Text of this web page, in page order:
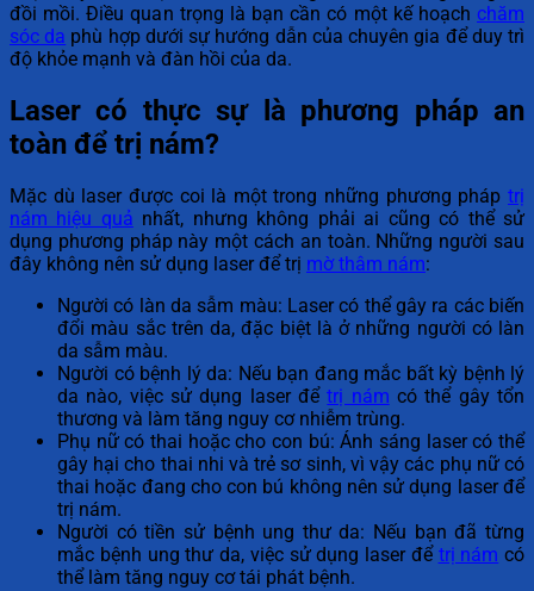
đồi mồi. Điều quan trọng là bạn cần có một kế hoạch chăm
sóc da phù hợp dưới sự hướng dẫn của chuyên gia để duy trì
độ khỏe mạnh và đàn hồi của da.
Laser có thực sự là phương pháp an
toàn để trị nám?
Mặc dù laser được coi là một trong những phương pháp trị
nám hiệu quả nhất, nhưng không phải ai cũng có thể sử
dụng phương pháp này một cách an toàn. Những người sau
đây không nên sử dụng laser để trị mờ thâm nám:
Người có làn da sẫm màu: Laser có thể gây ra các biến
đổi màu sắc trên da, đặc biệt là ở những người có làn
da sẫm màu.
Người có bệnh lý da: Nếu bạn đang mắc bất kỳ bệnh lý
da nào, việc sử dụng laser đểtrị nám có thể gây tổn
thương và làm tăng nguy cơ nhiễm trùng.
Phụ nữ có thai hoặc cho con bú: Ánh sáng laser có thể
gây hại cho thai nhi và trẻ sơ sinh, vì vậy các phụ nữ có
thai hoặc đang cho con bú không nên sử dụng laser để
trị nám.
Người có tiền sử bệnh ung thư da: Nếu bạn đã từng
mắc bệnh ung thư da, việc sử dụng laser để trị nám có
thể làm tăng nguy cơ tái phát bệnh.